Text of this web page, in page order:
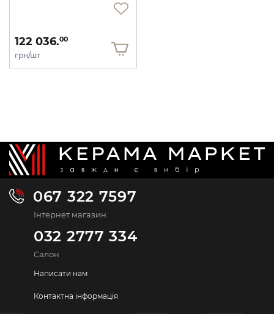
122 036.00
грн/шт
067 322 7597
Інтернет магазин
032 2777 334
Салон
Написати нам
Контактна інформація